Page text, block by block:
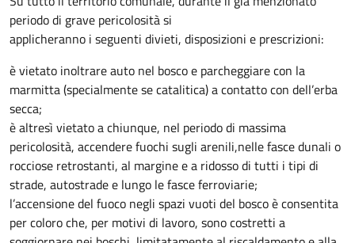
periodo di grave pericolosità si
applicheranno i seguenti divieti, disposizioni e prescrizioni:
è vietato inoltrare auto nel bosco e parcheggiare con la
marmitta (specialmente se catalitica) a contatto con dell’erba
secca;
è altresì vietato a chiunque, nel periodo di massima
pericolosità, accendere fuochi sugli arenili,nelle fasce dunali o
rocciose retrostanti, al margine e a ridosso di tutti i tipi di
strade, autostrade e lungo le fasce ferroviarie;
l’accensione del fuoco negli spazi vuoti del bosco è consentita
per coloro che, per motivi di lavoro, sono costretti a